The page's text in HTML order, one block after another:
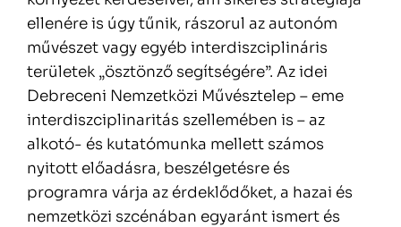
ellenére is úgy tűnik, rászorul az autonóm
művészet vagy egyéb interdiszciplináris
területek „ösztönző segítségére”. Az idei
Debreceni Nemzetközi Művésztelep – eme
interdiszciplinaritás szellemében is – az
alkotó- és kutatómunka mellett számos
nyitott előadásra, beszélgetésre és
programra várja az érdeklődőket, a hazai és
nemzetközi szcénában egyaránt ismert és